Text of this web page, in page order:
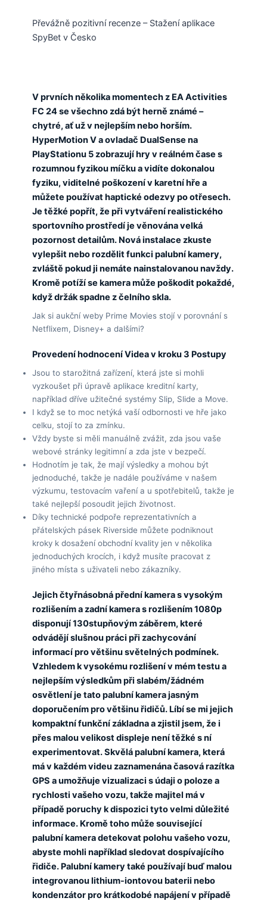
Převážně pozitivní recenze – Stažení aplikace
SpyBet v Česko
V prvních několika momentech z EA Activities
FC 24 se všechno zdá být herně známé –
chytré, ať už v nejlepším nebo horším.
HyperMotion V a ovladač DualSense na
PlayStationu 5 zobrazují hry v reálném čase s
rozumnou fyzikou míčku a vidíte dokonalou
fyziku, viditelné poškození v karetní hře a
můžete používat haptické odezvy po otřesech.
Je těžké popřít, že při vytváření realistického
sportovního prostředí je věnována velká
pozornost detailům. Nová instalace zkuste
vylepšit nebo rozdělit funkci palubní kamery,
zvláště pokud ji nemáte nainstalovanou navždy.
Kromě potíží se kamera může poškodit pokaždé,
když držák spadne z čelního skla.
Jak si aukční weby Prime Movies stojí v porovnání s
Netflixem, Disney+ a dalšími?
Provedení hodnocení Videa v kroku 3 Postupy
Jsou to starožitná zařízení, která jste si mohli
vyzkoušet při úpravě aplikace kreditní karty,
například dříve užitečné systémy Slip, Slide a Move.
I když se to moc netýká vaší odbornosti ve hře jako
celku, stojí to za zmínku.
Vždy byste si měli manuálně zvážit, zda jsou vaše
webové stránky legitimní a zda jste v bezpečí.
Hodnotím je tak, že mají výsledky a mohou být
jednoduché, takže je nadále používáme v našem
výzkumu, testovacím vaření a u spotřebitelů, takže je
také nejlepší posoudit jejich životnost.
Díky technické podpoře reprezentativních a
přátelských pásek Riverside můžete podniknout
kroky k dosažení obchodní kvality jen v několika
jednoduchých krocích, i když musíte pracovat z
jiného místa s uživateli nebo zákazníky.
Jejich čtyřnásobná přední kamera s vysokým
rozlišením a zadní kamera s rozlišením 1080p
disponují 130stupňovým záběrem, které
odvádějí slušnou práci při zachycování
informací pro většinu světelných podmínek.
Vzhledem k vysokému rozlišení v mém testu a
nejlepším výsledkům při slabém/žádném
osvětlení je tato palubní kamera jasným
doporučením pro většinu řidičů. Líbí se mi jejich
kompaktní funkční základna a zjistil jsem, že i
přes malou velikost displeje není těžké s ní
experimentovat. Skvělá palubní kamera, která
má v každém videu zaznamenána časová razítka
GPS a umožňuje vizualizaci s údaji o poloze a
rychlosti vašeho vozu, takže majitel má v
případě poruchy k dispozici tyto velmi důležité
informace. Kromě toho může související
palubní kamera detekovat polohu vašeho vozu,
abyste mohli například sledovat dospívajícího
řidiče. Palubní kamery také používají buď malou
integrovanou lithium-iontovou baterii nebo
kondenzátor pro krátkodobé napájení v případě